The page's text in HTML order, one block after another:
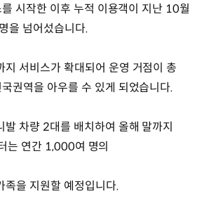
시작한 이후 누적 이용객이 지난 10월
을 넘어섰습니다.
지 서비스가 확대되어 운영 거점이 총
권역을 아우를 수 있게 되었습니다.
발 차량 2대를 배치하여 올해 말까지
는 연간 1,000여 명의
족을 지원할 예정입니다.